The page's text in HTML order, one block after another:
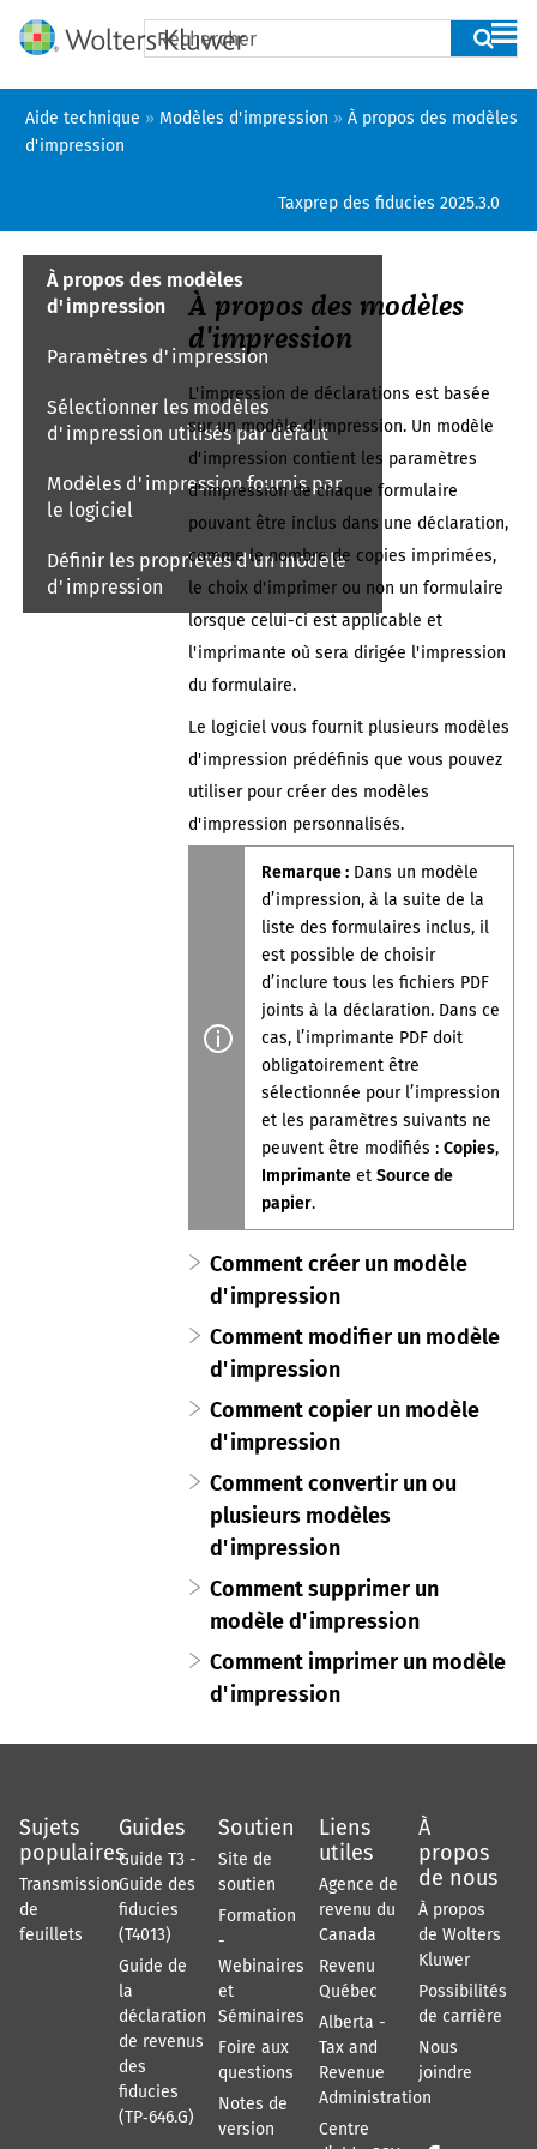
Passer au contenu principal
Aide technique » Modèles d'impression » À propos des modèles
d'impression
Taxprep des fiducies 2025.3.0
À propos des modèles
d'impression
Paramètres d'impression
Sélectionner les modèles
d'impression utilisés par défaut
Modèles d'impression fournis par
le logiciel
Définir les propriétés d'un modèle
d'impression
À propos des modèles
d'impression
L'impression de déclarations est basée
sur un modèle d'impression. Un modèle
d'impression contient les paramètres
d'impression de chaque formulaire
pouvant être inclus dans une déclaration,
comme le nombre de copies imprimées,
le choix d'imprimer ou non un formulaire
lorsque celui-ci est applicable et
l'imprimante où sera dirigée l'impression
du formulaire.
Le logiciel vous fournit plusieurs modèles
d'impression prédéfinis que vous pouvez
utiliser pour créer des modèles
d'impression personnalisés.
Remarque : Dans un modèle
d’impression, à la suite de la
liste des formulaires inclus, il
est possible de choisir
d’inclure tous les fichiers PDF
jointsà la déclaration. Dans ce
cas, l’imprimante PDF doit
obligatoirement être
sélectionnée pour l’impression
et les paramètres suivants ne
peuvent être modifiés :Copies,
Imprimante etSource de
papier.
Comment créer un modèle
d'impression
Comment modifier un modèle
d'impression
Comment copier un modèle
d'impression
Comment convertir un ou
plusieurs modèles
d'impression
Comment supprimer un
modèle d'impression
Comment imprimer un modèle
d'impression
Sujets
populaires
Transmission
de
feuillets
Guides
Guide T3 -
Guide des
fiducies
(T4013)
Guide de
la
déclaration
de revenus
des
fiducies
(TP‑646.G)
Soutien
Site de
soutien
Formation
-
Webinaires
et
Séminaires
Foire aux
questions
Notes de
version
Liens
utiles
Agence de
revenu du
Canada
Revenu
Québec
Alberta -
Tax and
Revenue
Administration
Centre
À
propos
de nous
À propos
de Wolters
Kluwer
Possibilités
de carrière
Nous
joindre